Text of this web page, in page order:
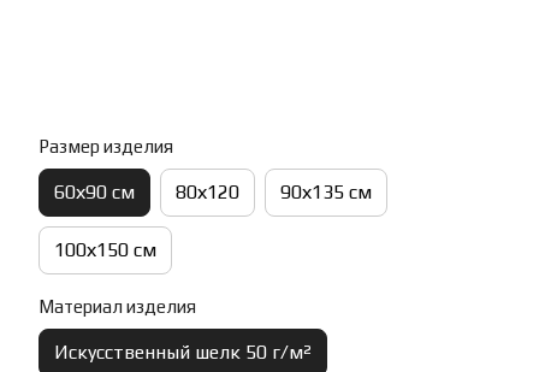
Размер изделия
60х90 см 80х120 90х135 см
100х150 см
Материал изделия
Искусственный шелк 50 г/м²